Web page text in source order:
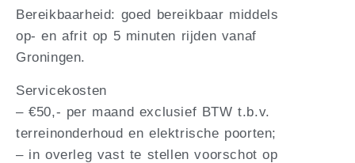
Bereikbaarheid: goed bereikbaar middels
op- en afrit op 5 minuten rijden vanaf
Groningen.
Servicekosten
– €50,- per maand exclusief BTW t.b.v.
terreinonderhoud en elektrische poorten;
– in overleg vast te stellen voorschot op